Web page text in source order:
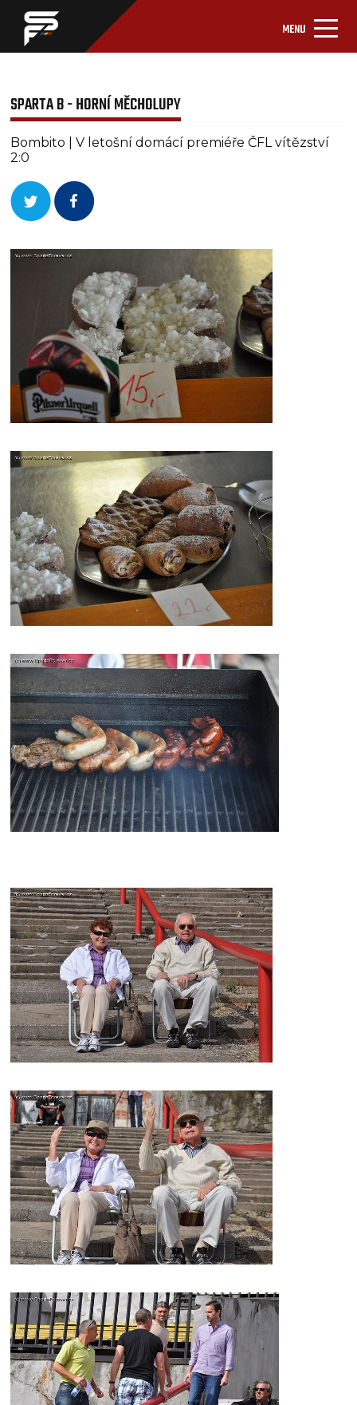
MENU
SPARTA B - HORNÍ MĚCHOLUPY
Bombito | V letošní domácí premiéře ČFL vítězství
2:0